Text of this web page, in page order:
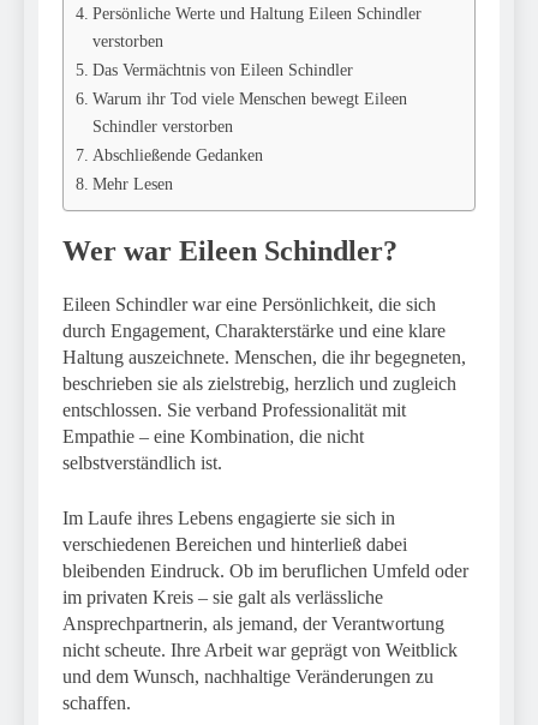
Persönliche Werte und Haltung Eileen Schindler
verstorben
Das Vermächtnis von Eileen Schindler
Warum ihr Tod viele Menschen bewegt Eileen
Schindler verstorben
Abschließende Gedanken
Mehr Lesen
Wer war Eileen Schindler?
Eileen Schindler war eine Persönlichkeit, die sich
durch Engagement, Charakterstärke und eine klare
Haltung auszeichnete. Menschen, die ihr begegneten,
beschrieben sie als zielstrebig, herzlich und zugleich
entschlossen. Sie verband Professionalität mit
Empathie – eine Kombination, die nicht
selbstverständlich ist.
Im Laufe ihres Lebens engagierte sie sich in
verschiedenen Bereichen und hinterließ dabei
bleibenden Eindruck. Ob im beruflichen Umfeld oder
im privaten Kreis – sie galt als verlässliche
Ansprechpartnerin, als jemand, der Verantwortung
nicht scheute. Ihre Arbeit war geprägt von Weitblick
und dem Wunsch, nachhaltige Veränderungen zu
schaffen.